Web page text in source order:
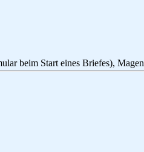
beim Start eines Briefes), Magen